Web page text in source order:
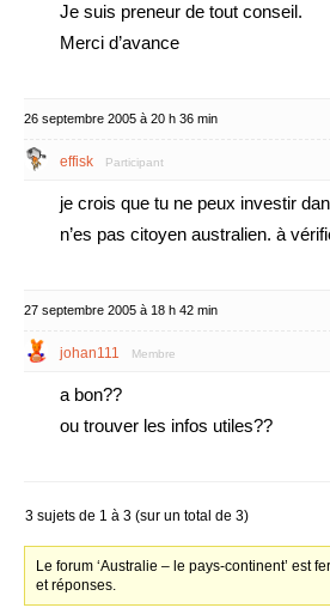
Je suis preneur de tout conseil.
Merci d’avance
26 septembre 2005 à 20 h 36 min
effisk Participant
je crois que tu ne peux investir
n’es pas citoyen australien. à
27 septembre 2005 à 18 h 42 min
johan111 Membre
a bon??
ou trouver les infos utiles??
3 sujets de 1 à 3 (sur un total de 3)
Le forum ‘Australie – le pays-continent’ est
et réponses.